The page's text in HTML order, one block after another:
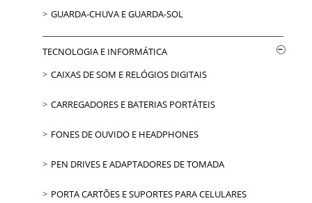
GUARDA-CHUVA E GUARDA-SOL
TECNOLOGIA E INFORMÁTICA
CAIXAS DE SOM E RELÓGIOS DIGITAIS
CARREGADORES E BATERIAS PORTÁTEIS
FONES DE OUVIDO E HEADPHONES
PEN DRIVES E ADAPTADORES DE TOMADA
PORTA CARTÕES E SUPORTES PARA CELULARES